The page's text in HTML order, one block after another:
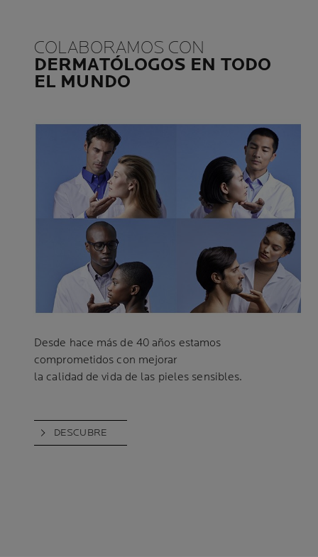
COLABORAMOS CON
DERMATÓLOGOS EN TODO
EL MUNDO
Desde hace más de 40 años estamos
comprometidos con mejorar
la calidad de vida de las pieles sensibles.
DESCUBRE